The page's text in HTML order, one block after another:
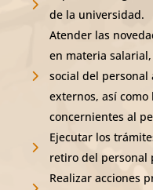
de la universidad.
Atender las
en materia
social del personal
externos, así como
concernientes al
Ejecutar los
retiro del personal
Realizar acciones